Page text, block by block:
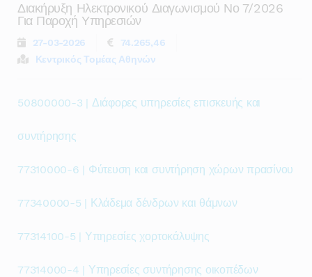
Διακήρυξη Ηλεκτρονικού Διαγωνισμού Νο 7/2026
Για Παροχή Υπηρεσιών
27-03-2026
74.265,46
Κεντρικός Τομέας Αθηνών
50800000-3 | Διάφορες υπηρεσίες επισκευής και
συντήρησης
77310000-6 | Φύτευση και συντήρηση χώρων πρασίνου
77340000-5 | Κλάδεμα δένδρων και θάμνων
77314100-5 | Υπηρεσίες χορτοκάλυψης
77314000-4 | Υπηρεσίες συντήρησης οικοπέδων